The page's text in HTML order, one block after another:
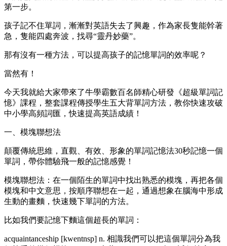
第一步。
孩子記不住單詞，漸漸對英語失去了興趣，作為家長隻能幹著
急，隻能四處奔波，找尋“靈丹妙藥”。
那有沒有一種方法，可以提高孩子的記憶單詞的效率呢？
當然有！
今天我就給大家帶來了牛學霸數百名師精心研發《超級單詞記
憶》課程，整套課程傳授學生五大背單詞方法，教你快速攻破
中小學高頻詞匯，快速提高英語成績！
一、模塊聯想法
顛覆傳統思維，直觀、有效、形象的單詞記憶法30秒記憶一個
單詞，帶你體驗飛一般的記憶感覺！
模塊聯想法：在一個陌生的單詞中找出熟悉的模塊，再把各個
模塊和中文意思，按順序聯想在一起，通過想象在腦海中形成
生動的畫麵，快速幾下單詞的方法。
比如我們要記憶下麵這個超長的單詞：
acquaintanceship [kwentnsp] n. 相識我們可以把這個單詞分為我